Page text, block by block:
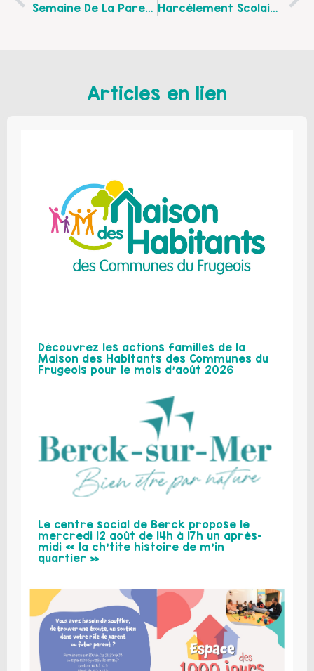
Semaine De La Parentalité 2022 Harcèlement Scolaire – Ville De Bruay La Buissière
Articles en lien
Découvrez les actions familles de la
Maison des Habitants des Communes du
Frugeois pour le mois d’août 2026
Le centre social de Berck propose le
mercredi 12 août de 14h à 17h un après-
midi « la ch’tite histoire de m’in
quartier »